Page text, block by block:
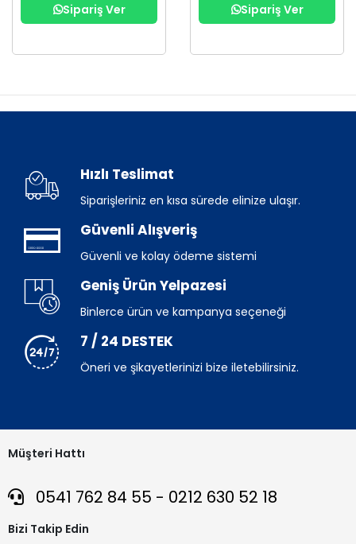
Sipariş Ver Sipariş Ver
Hızlı Teslimat
Siparişleriniz en kısa sürede elinize ulaşır.
Güvenli Alışveriş
Güvenli ve kolay ödeme sistemi
Geniş Ürün Yelpazesi
Binlerce ürün ve kampanya seçeneği
7 / 24 DESTEK
Öneri ve şikayetlerinizi bize iletebilirsiniz.
Müşteri Hattı
0541 762 84 55 - 0212 630 52 18
Bizi Takip Edin